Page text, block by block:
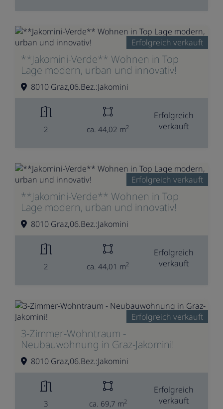
Erfolgreich verkauft
**Jakomini-Verde** Wohnen in Top
Lage modern, urban und innovativ!
8010 Graz,06.Bez.:Jakomini
2 ca. 44,02 m2
Erfolgreich
verkauft
Erfolgreich verkauft
**Jakomini-Verde** Wohnen in Top
Lage modern, urban und innovativ!
8010 Graz,06.Bez.:Jakomini
2 ca. 44,01 m2
Erfolgreich
verkauft
Erfolgreich verkauft
3-Zimmer-Wohntraum -
Neubauwohnung in Graz-Jakomini!
8010 Graz,06.Bez.:Jakomini
3 ca. 69,7 m2
Erfolgreich
verkauft